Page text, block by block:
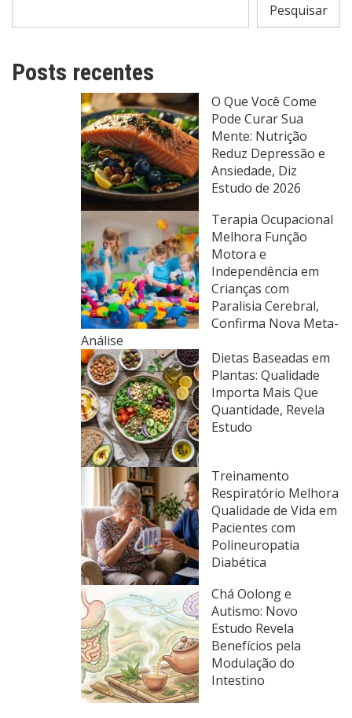
Pesquisar
Posts recentes
O Que Você Come
Pode Curar Sua
Mente: Nutrição
Reduz Depressão e
Ansiedade, Diz
Estudo de 2026
Terapia Ocupacional
Melhora Função
Motora e
Independência em
Crianças com
Paralisia Cerebral,
Confirma Nova Meta-
Análise
Dietas Baseadas em
Plantas: Qualidade
Importa Mais Que
Quantidade, Revela
Estudo
Treinamento
Respiratório Melhora
Qualidade de Vida em
Pacientes com
Polineuropatia
Diabética
Chá Oolong e
Autismo: Novo
Estudo Revela
Benefícios pela
Modulação do
Intestino